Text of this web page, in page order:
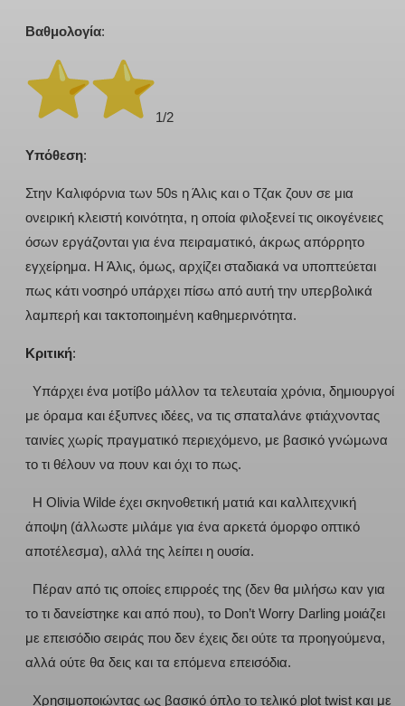
Βαθμολογία:
️1/2
Υπόθεση:
Στην Καλιφόρνια των 50s η Άλις και ο Τζακ ζουν σε μια
ονειρική κλειστή κοινότητα, η οποία φιλοξενεί τις οικογένειες
όσων εργάζονται για ένα πειραματικό, άκρως απόρρητο
εγχείρημα. Η Άλις, όμως, αρχίζει σταδιακά να υποπτεύεται
πως κάτι νοσηρό υπάρχει πίσω από αυτή την υπερβολικά
λαμπερή και τακτοποιημένη καθημερινότητα.
Κριτική:
Υπάρχει ένα μοτίβο μάλλον τα τελευταία χρόνια, δημιουργοί
με όραμα και έξυπνες ιδέες, να τις σπαταλάνε φτιάχνοντας
ταινίες χωρίς πραγματικό περιεχόμενο, με βασικό γνώμωνα
το τι θέλουν να πουν και όχι το πως.
Η Olivia Wilde έχει σκηνοθετική ματιά και καλλιτεχνική
άποψη (άλλωστε μιλάμε για ένα αρκετά όμορφο οπτικό
αποτέλεσμα), αλλά της λείπει η ουσία.
Πέραν από τις οποίες επιρροές της (δεν θα μιλήσω καν για
το τι δανείστηκε και από που), το Don’t Worry Darling μοιάζει
με επεισόδιο σειράς που δεν έχεις δει ούτε τα προηγούμενα,
αλλά ούτε θα δεις και τα επόμενα επεισόδια.
Χρησιμοποιώντας ως βασικό όπλο το τελικό plot twist και με